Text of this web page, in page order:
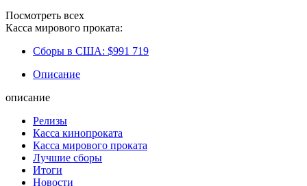
Посмотреть всех
Касса мирового проката:
Сборы в США: $991 719
Описание
описание
Релизы
Касса кинопроката
Касса мирового проката
Лучшие сборы
Итоги
Новости